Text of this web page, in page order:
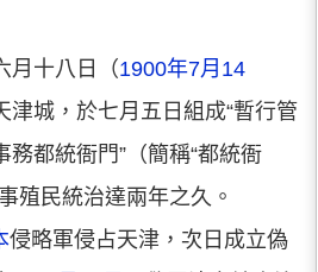
月十八日（1900年7月14
津城，於七月五日組成“暫行管
都統衙門”（簡稱“都統衙
殖民統治達兩年之久。
侵略軍侵占天津，次日成立偽